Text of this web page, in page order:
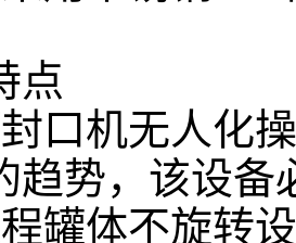
点
口机无人化
趋势，该设备
罐体不旋转